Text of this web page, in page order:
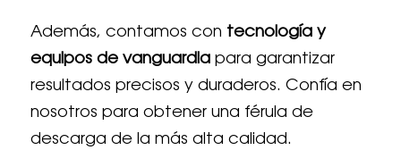
Además, contamos con tecnología y
equipos de vanguardiapara garantizar
resultados precisos y duraderos. Confía en
nosotros para obtener una férula de
descarga de la más alta calidad.